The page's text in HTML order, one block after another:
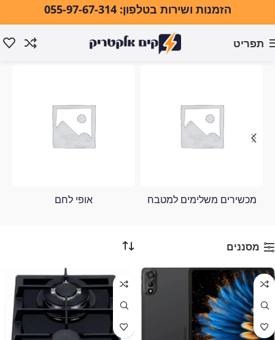
הזמנות ושירות בטלפון: 055-97-67-314
תפריט
עמוד הבית Bellers
מכשירים משלימים למטבח אופי לחם
מסננים